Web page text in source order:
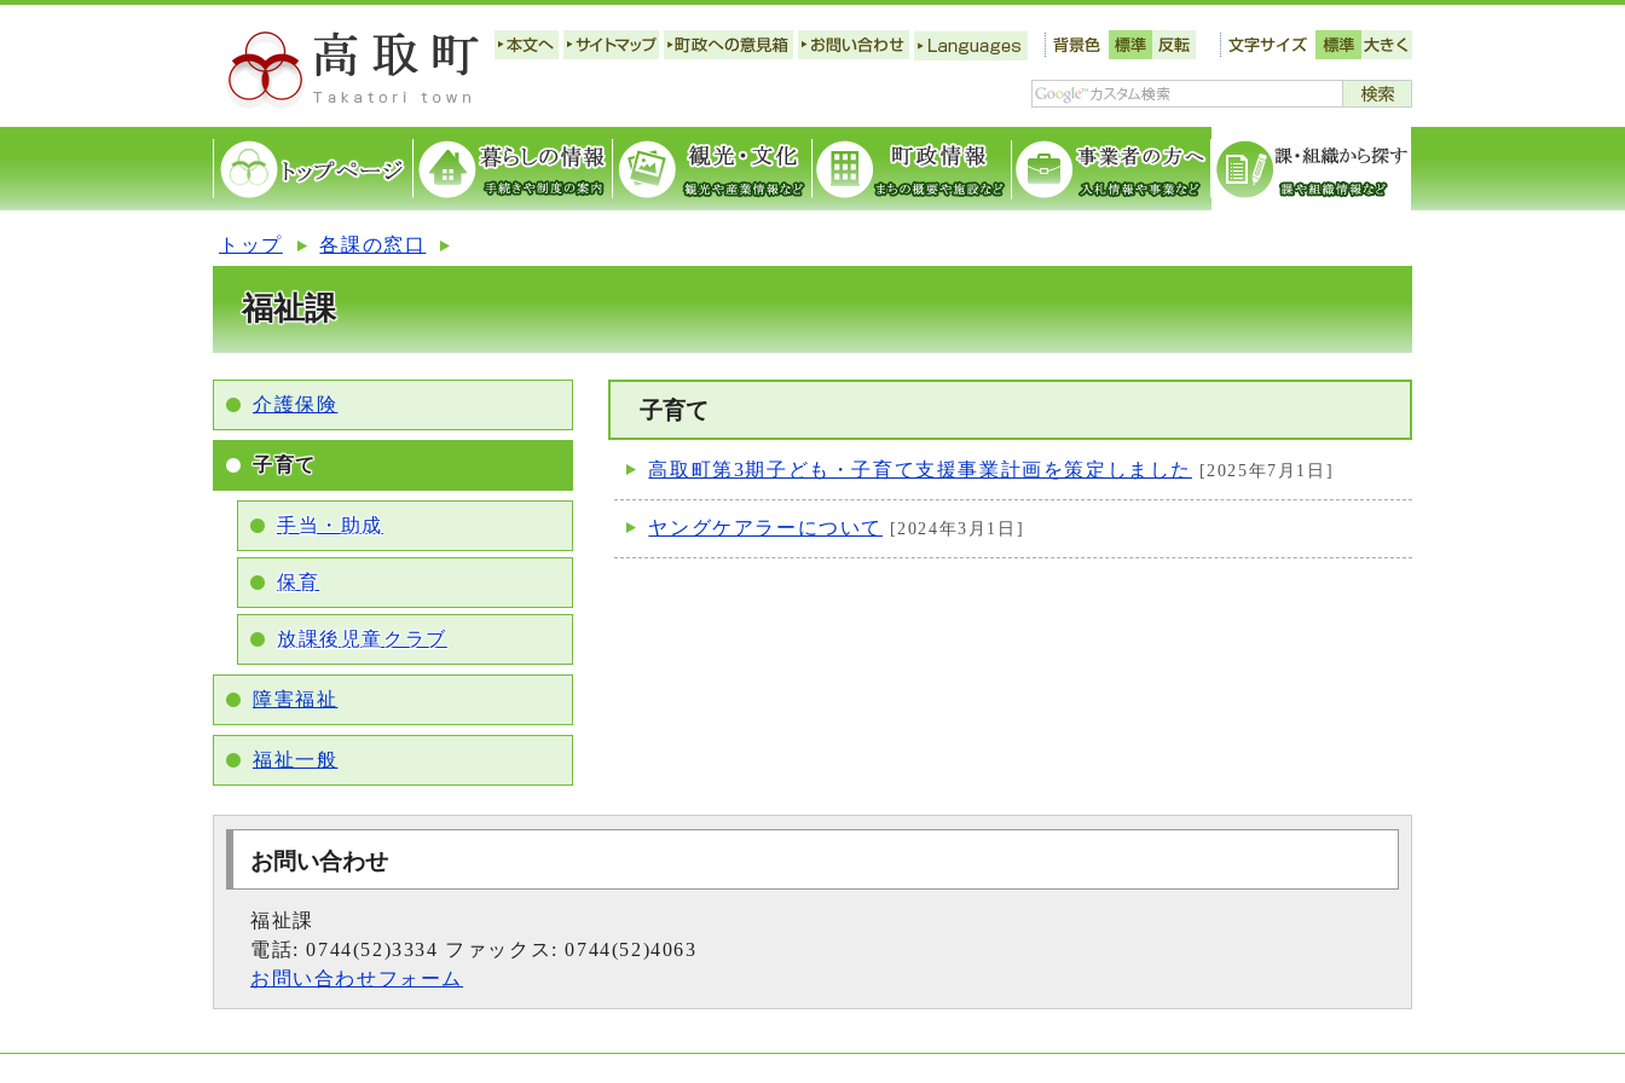
トップ 各課の窓口
福祉課
介護保険
子育て
手当・助成
保育
放課後児童クラブ
障害福祉
福祉一般
子育て
高取町第3期子ども・子育て支援事業計画を策定しました [2025年7月1日]
ヤングケアラーについて [2024年3月1日]
お問い合わせ
福祉課
電話: 0744(52)3334 ファックス: 0744(52)4063
お問い合わせフォーム